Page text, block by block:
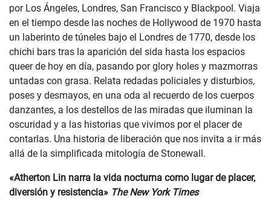
por Los Ángeles, Londres, San Francisco y Blackpool. Viaja
en el tiempo desde las noches de Hollywood de 1970 hasta
un laberinto de túneles bajo el Londres de 1770, desde los
chichi bars tras la aparición del sida hasta los espacios
queer de hoy en día, pasando por glory holes y mazmorras
untadas con grasa. Relata redadas policiales y disturbios,
poses y desmayos, en una oda al recuerdo de los cuerpos
danzantes, a los destellos de las miradas que iluminan la
oscuridad y a las historias que vivimos por el placer de
contarlas. Una historia de liberación que nos invita a ir más
allá de la simplificada mitología de Stonewall.
«Atherton Lin narra la vida nocturna como lugar de placer,
diversión y resistencia» The New York Times